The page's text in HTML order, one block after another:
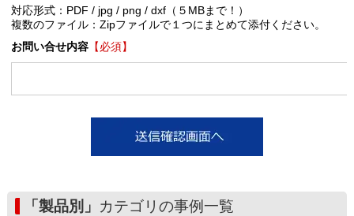
対応形式：PDF / jpg / png / dxf（５MBまで！）
複数のファイル：Zipファイルで１つにまとめて添付ください。
お問い合せ内容【必須】
「製品別」 カテゴリの事例一覧